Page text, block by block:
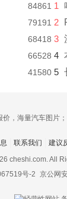
84861
79191
68418
66528
41580
1
2
3
4
5
联系我们 建议
cheshi.com. All
号-2 京公网